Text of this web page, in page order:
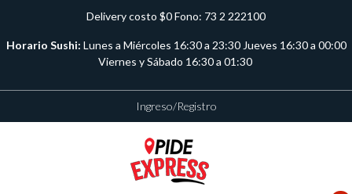
Delivery costo $0 Fono: 73 2 222100
Horario Sushi: Lunes a Miércoles 16:30 a 23:30 Jueves 16:30 a 00:00
Viernes y Sábado 16:30 a 01:30
Ingreso/Registro